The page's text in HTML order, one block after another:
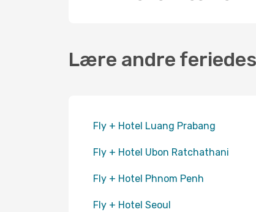
Lære andre
Fly + Hotel Luang Prabang
Fly + Hotel Ubon Ratchathani
Fly + Hotel Phnom Penh
Fly + Hotel Seoul